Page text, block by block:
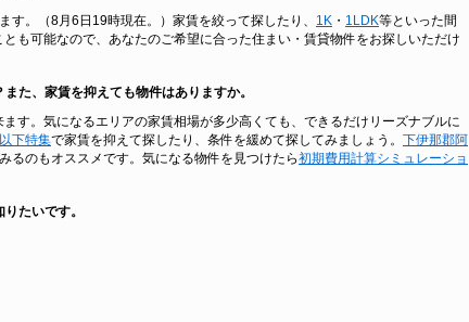
す。（8月6日19時現在。）家賃を絞って探したり、 1K ・ 1LDK等といった間
も可能なので、あなたのご希望に合った住まい・賃貸物件をお探しいただけ
た、家賃を抑えても物件はありますか。
ます。気になるエリアの家賃相場が多少高くても、できるだけリーズナブルに
下特集で家賃を抑えて探したり、条件を緩めて探してみましょう。 下伊那郡阿
るのもオススメです。気になる物件を見つけたら初期費用計算シミュレーショ
たいです。